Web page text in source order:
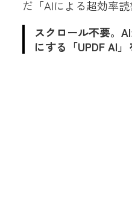
だ「AIによる超効率
スクロール不要。
にする「UPDF AI」